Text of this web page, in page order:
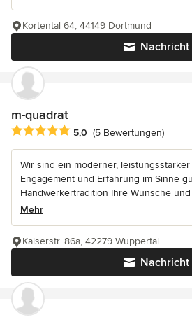
Nachricht
Kortental 64, 44149 Dortmund
m-quadrat
Durchschnittliche Bewertung: 5 von 5
5,0 (5 Bewertungen)
Wir sind ein moderner,
Engagement und Erfahrung im Sinne
Handwerkertradition Ihre Wünsche und
Mehr
Nachricht
Kaiserstr. 86a, 42279 Wuppertal